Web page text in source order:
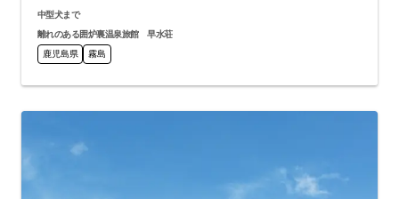
中型犬まで
離れのある囲炉裏温泉旅館 早水荘
鹿児島県
霧島